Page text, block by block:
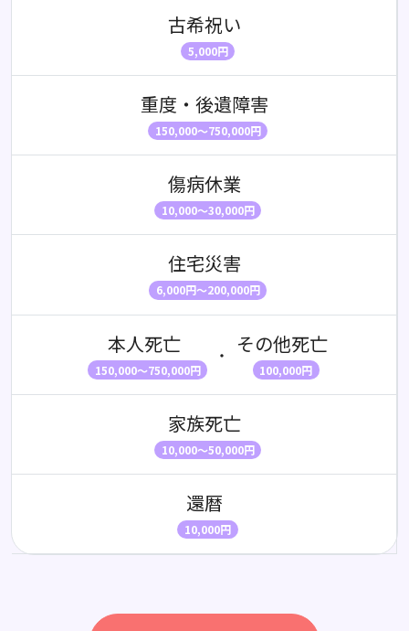
古希祝い
5,000円
重度・後遺障害
150,000～750,000円
傷病休業
10,000～30,000円
住宅災害
6,000円～200,000円
本人死亡
150,000～750,000円
・ その他死亡
100,000円
家族死亡
10,000～50,000円
還暦
10,000円